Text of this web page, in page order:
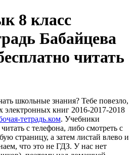
8 класс
Бабайцева
читать
школьные знания? Тебе повезло,
электронных книг 2016-2017-2018
тетрадь.ком. Учебники
с телефона, либо смотреть с
страницу, а затем листай влево и
что это не ГДЗ. У нас нет